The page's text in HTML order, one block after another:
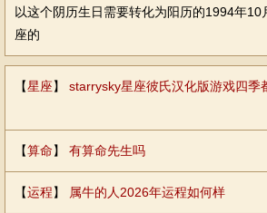
以这个阴历生日需要转化为阳历的1994年10
座的
【星座】 starrysky星座彼氏汉化版游戏四季
【算命】 有算命先生吗
【运程】 属牛的人2026年运程如何样